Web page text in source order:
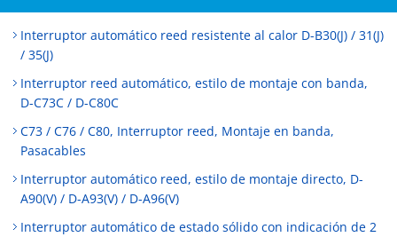
Interruptor automático reed resistente al calor D-B30(J) / 31(J)
/ 35(J)
Interruptor reed automático, estilo de montaje con banda,
D-C73C / D-C80C
C73 / C76 / C80, Interruptor reed, Montaje en banda,
Pasacables
Interruptor automático reed, estilo de montaje directo, D-
A90(V) / D-A93(V) / D-A96(V)
Interruptor automático de estado sólido con indicación de 2